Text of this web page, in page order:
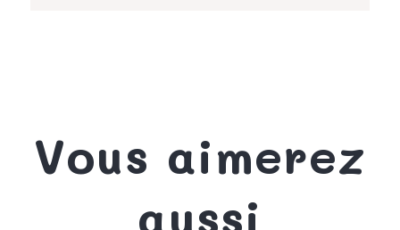
Vous aimerez
aussi